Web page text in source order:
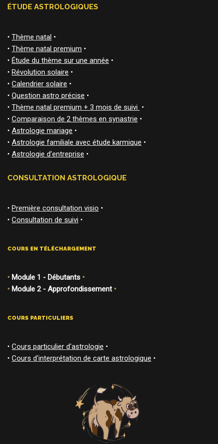
ÉTUDE ASTROLOGIQUES
• Thème natal •
• Thème natal premium •
• Étude du thème sur une année •
• Révolution solaire •
• Calendrier solaire •
• Question astro précise •
• Thème natal premium + 3 mois de suivi •
• Comparaison de 2 thèmes en synastrie •
• Astrologie mariage •
• Astrologie familiale avec étude karmique •
• Astrologie d’entreprise •
CONSULTATION ASTROLOGIQUE
• Première consultation visio •
• Consultation de suivi •
COURS EN TÉLÉCHARGEMENT
• Module 1 - Débutants •
• Module 2 - Approfondissement•
COURS PARTICULIERS
• Cours particulier d'astrologie •
• Cours d'interprétation de carte astrologique •